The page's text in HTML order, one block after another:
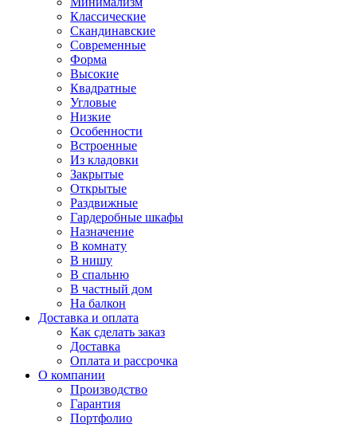
Классические
Скандинавские
Современные
Форма
Высокие
Квадратные
Угловые
Низкие
Особенности
Встроенные
Из кладовки
Закрытые
Открытые
Раздвижные
Гардеробные шкафы
Назначение
В комнату
В нишу
В спальню
В частный дом
На балкон
Доставка и оплата
Как сделать заказ
Доставка
Оплата и рассрочка
О компании
Производство
Гарантия
Портфолио